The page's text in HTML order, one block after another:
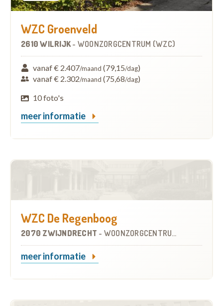
WZC Groenveld
2610 WILRIJK- WOONZORGCENTRUM (WZC)
vanaf € 2.407/maand (79,15/dag)
vanaf € 2.302/maand (75,68/dag)
10 foto's
meer informatie
WZC De Regenboog
2070 ZWIJNDRECHT - WOONZORGCENTRUM (WZC)
meer informatie